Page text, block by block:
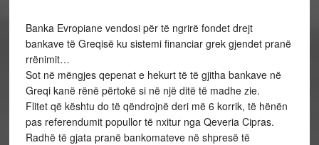
Banka Evropiane vendosi për të ngrirë fondet drejt
bankave të Greqisë ku sistemi financiar grek gjendet pranë
rrënimit…
Sot në mëngjes qepenat e hekurt të të gjitha bankave në
Greqi kanë rënë përtokë si në një ditë të madhe zie.
Flitet që kështu do të qëndrojnë deri më 6 korrik, të hënën
pas referendumit popullor të nxitur nga Qeveria Cipras.
Radhë të gjata pranë bankomateve në shpresë të